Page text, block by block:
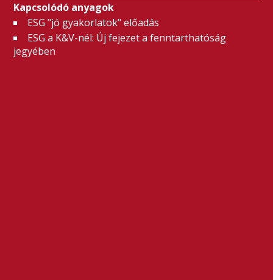
Kapcsolódó anyagok
ESG "jó gyakorlatok" előadás
ESG a K&V-nél: Új fejezet a fenntarthatóság
jegyében